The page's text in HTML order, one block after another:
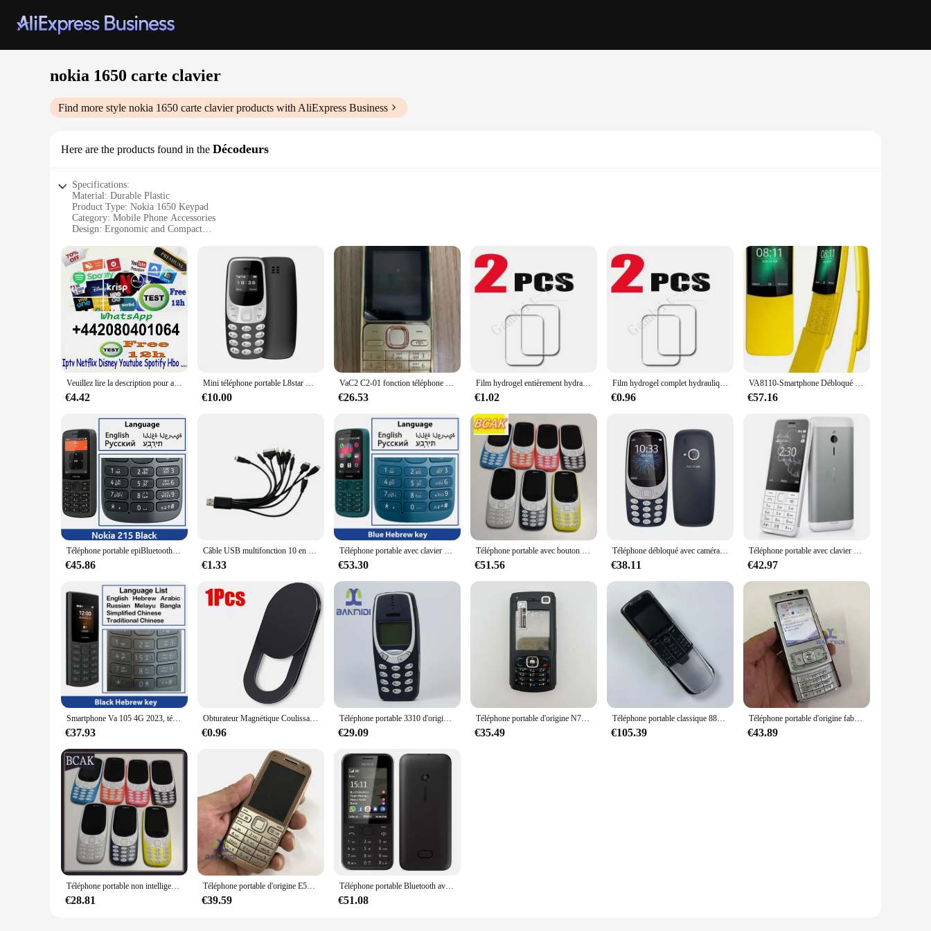
nokia 1650 carte clavier
Find more style nokia 1650 carte clavierproducts with AliExpress Business
Here are the products found in the Décodeurs
Specifications:
Material: Durable Plastic
Product Type: Nokia 1650 Keypad
Category: Mobile Phone Accessories
Design: Ergonomic and Compact
Performance: Reliable and Responsive
Features:
|Nokia 1650 Carte Clavier|Vendors|
**Enhanced Typing Experience**
The Nokia 1650 Keypad is a must-have accessory for anyone who values the tactile feedback of a physical keyboard. Designed specifically for the Nokia 1650 model, this keypad offers an ergonomic
and compact design that fits perfectly in the palm of your hand. The durable plastic material ensures longevity and resilience against daily wear and tear, making it a reliable choice for frequent use.
**Versatile Compatibility**
Whether you're a wholesaler, vendor, or an individual looking to enhance your mobile phone's functionality, the Nokia 1650 Keypad is an excellent choice. It's not just a simple keyboard; it's a set that
includes all the necessary components to replace your old or damaged keypad. This versatile accessory is perfect for anyone who values the tactile feedback of a physical keyboard, and it's compatible
with a wide range of Nokia 1650 models.
The Nokia 1650 Keypad is designed for ease of use and installation. It's a straightforward process to replace your old keypad with this new one, and the reliable performance ensures that you can type
with confidence and accuracy. This accessory is perfect for anyone who values the tactile feedback of a physical keyboard and wants to enhance their mobile phone's functionality without
compromising on quality or performance.
Veuillez lire la description pour acheter, regardez l'image
€4.42
Mini téléphone portable L8star Bm10, double carte Sim, avec lecteur Mp3 Mp4, déverrouillage Fm, changement de voix, écouteur
€10.00
VaC2 C2-01 fonction téléphone anglais et hébreu clavier prise en charge du logo sur le bouton débloqué 2G 3G téléphone portable utilisé téléphone
€26.53
Film hydrogel entièrement hydraulique HD pour Nokia150, housse de protection d'écran, pas de verre Guatemala, 150, 2023 pouces, 2.4, 2G
€1.02
Film hydrogel complet hydraulique HD pour Nokia3210 4G TA-3210, protecteur d'écran, housse de protection, compatible avec Va2024 2.4 1619 pouces
€0.96
VA8110-Smartphone Débloqué 4G, Téléphone Portable, 4 Go + 512 Mo, Gels Sim, Wifi Gratuit, Glissière GPS, KaiOS, Original
€57.16
Téléphone portable epiBluetooth avec radio FM, téléphone à bouton-poussoir, clavier hébreu utilisé, Va 215/225, touriste 4G, 2.4 pouces, 1150mAh
€45.86
Câble USB multifonction 10 en 1 pour téléphone portable, connecteur de câble de charge USB, compatible avec VaLG Samsung Sony Ipod Motorola Multi Wild
€1.33
Téléphone portable avec clavier hébreu, téléphone portable, EpiCards pour touristes, 215 pouces, radio FM sans fil, longue durée de veille, 2.4 mAh, Va1150, 4G
€53.30
Téléphone portable avec bouton de carte droite, téléphone portable, non intelligent, fonction Elmain, carte touristique, BCAK, Va 3310, 2.4, 101, 2G
€51.56
Téléphone débloqué avec caméra et lampe de poche, Bluetooth, Va3310, 4G, 512 Mo, 256 Mo de RAM
€38.11
Téléphone portable avec clavier arabe, russe et hébreu, Va 230, touristes, SIM 101900/1800, bouton, 2MP, MP3, 2.8 ", original débloqué
€42.97
Smartphone Va 105 4G 2023, téléphone portable pour touristes, epiBluetooth 5.0, batterie 1450mAh, radio FM, appel statique avec clavier hébreu, original
€37.93
Obturateur Magnétique Coulissant en Plastique pour Webcam, Couverture pour Tablette iPad, Ordinateur Portable, Lentilles de Caméra de Téléphone Portable, Autocollant de Confidentialité
€0.96
Téléphone portable 3310 d'origine, 2G 101900/1800 Bon téléphone portable pas cher débloqué Fabriqué l'année 2000. Ne fonctionne pas en Amérique du Nord
€29.09
Téléphone portable d'origine N70 débloqué, appareil photo 3G, Bluetooth, radio, russe, arabe, clavier hébreu, fabriqué en Finlande, livraison gratuite
€35.49
Téléphone portable classique 8800 d'origine, 2G, 101Leic-band, débloqué, clavier russe, arabe, hébreu, fabriqué sur 2005, 3 couleurs en option
€105.39
Téléphone portable d'origine fabriqué en Finlande, téléphone portable N95, arabe, russe, hébreu, clavier en option Ancien Smartphone Attention Ian Débloqué
€43.89
Téléphone portable non intelligent, 3310, 101Non-Smart Phone, Straight Board, VaButton, ElmainFunction, Touriste Card, BCAK, 2.4, Nouveau
€28.81
Téléphone portable d'origine E52, débloqué, Bluetooth, WIFI, GPS, 3G, clavier russe, arabe, hébreu, vieux téléphone, fabriqué sur 2009, 3 couleurs
€39.59
Téléphone portable Bluetooth avec appareil photo, Va208, débloqué, 1 carte mère, 3G, 1,3 MP, 64 Mo de RAM, 1020mAh
€51.08